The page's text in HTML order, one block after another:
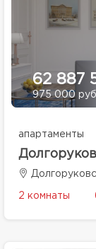
62 887
975 000 руб
апартаменты
2 комнаты